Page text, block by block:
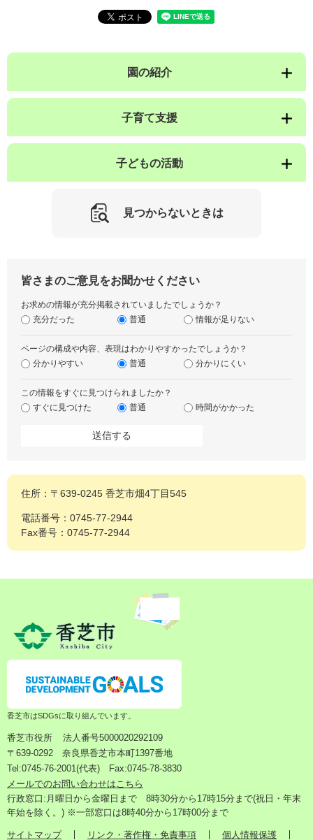
園の紹介
子育て支援
子どもの活動
見つからないときは
皆さまのご意見をお聞かせください
お求めの情報が充分掲載されていましたでしょうか？
充分だった
普通 情報が足りない
ページの構成や内容、表現はわかりやすかったでしょうか？
分かりやすい
普通 分かりにくい
この情報をすぐに見つけられましたか？
すぐに見つけた
普通 時間がかかった
住所：〒639-0245 香芝市畑4丁目545
電話番号：0745-77-2944
Fax番号：0745-77-2944
香芝市はSDGsに取り組んでいます。
香芝市役所
法人番号5000020292109
〒639-0292 奈良県香芝市本町1397番地
Tel:0745-76-2001(代表) Fax:0745-78-3830
メールでのお問い合わせはこちら
行政窓口:月曜日から金曜日まで 8時30分から17時15分まで(祝日・年末
年始を除く。) ※一部窓口は8時40分から17時00分まで
サイトマップ リンク・著作権・免責事項 個人情報保護